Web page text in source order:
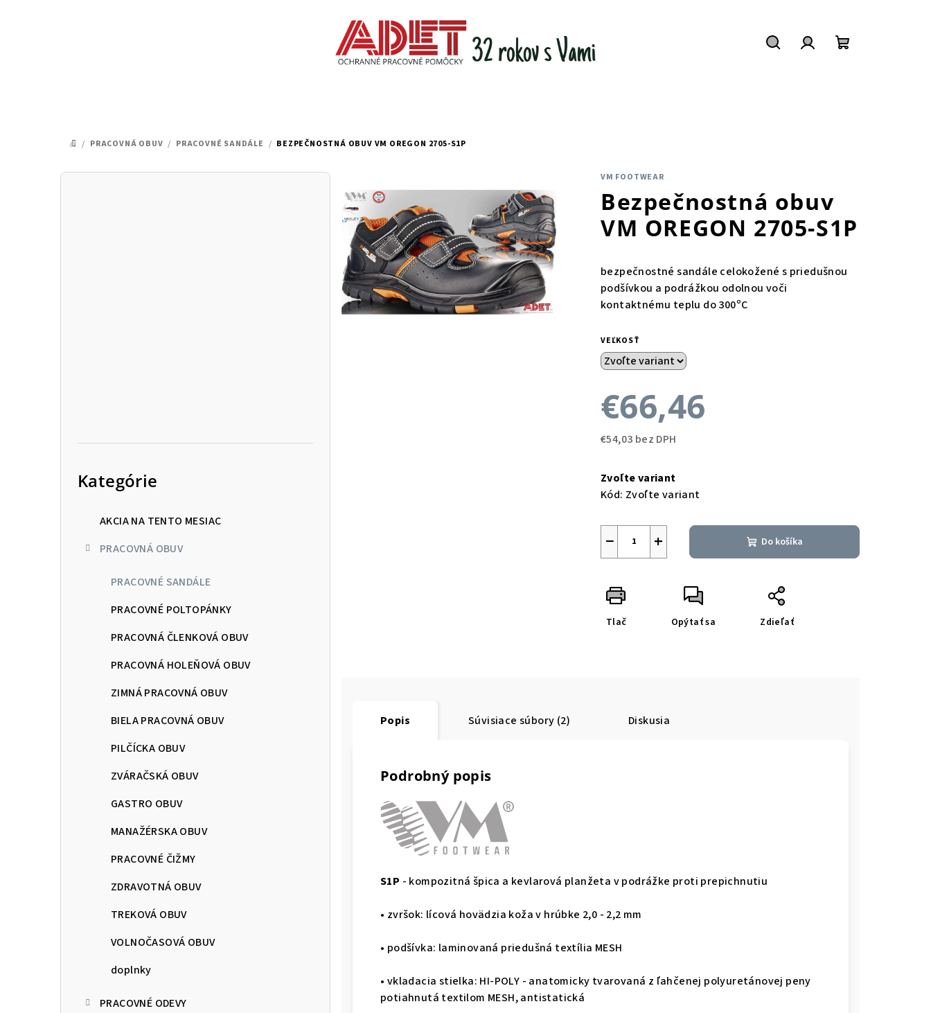
DOMOV
/ PRACOVNÁ OBUV / PRACOVNÉ SANDÁLE / BEZPEČNOSTNÁ OBUV VM OREGON 2705-S1P
B
Kategórie
AKCIA NA TENTO MESIAC
PRACOVNÁ OBUV
PRACOVNÉ SANDÁLE
PRACOVNÉ POLTOPÁNKY
PRACOVNÁ ČLENKOVÁ OBUV
PRACOVNÁ HOLEŇOVÁ OBUV
ZIMNÁ PRACOVNÁ OBUV
BIELA PRACOVNÁ OBUV
PILČÍCKA OBUV
ZVÁRAČSKÁ OBUV
GASTRO OBUV
MANAŽÉRSKA OBUV
PRACOVNÉ ČIŽMY
ZDRAVOTNÁ OBUV
TREKOVÁ OBUV
VOLNOČASOVÁ OBUV
doplnky
PRACOVNÉ ODEVY
VM FOOTWEAR
Bezpečnostná obuv
VM OREGON 2705-S1P
bezpečnostné sandále celokožené s priedušnou
podšívkou a podrážkou odolnou voči
kontaktnému teplu do 300ºC
VEĽKOSŤ
€66,46
€54,03 bez DPH
cena:
Zvoľte variant
Kód: Zvoľte variant
+
− Do košíka
Tlač Opýtať sa Zdieľať
Popis Súvisiace súbory (2) Diskusia
Podrobný popis
S1P - kompozitná špica a kevlarová planžeta v podrážke proti prepichnutiu
• zvršok: lícová hovädzia koža v hrúbke 2,0 - 2,2 mm
• podšívka: laminovaná priedušná textília MESH
• vkladacia stielka: HI-POLY - anatomicky tvarovaná z ľahčenej polyuretánovej peny
potiahnutá textilom MESH, antistatická